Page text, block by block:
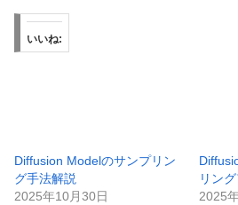
いいね:
Diffusion Modelのサンプリン
グ手法解説
2025年10月30日
リン
2025